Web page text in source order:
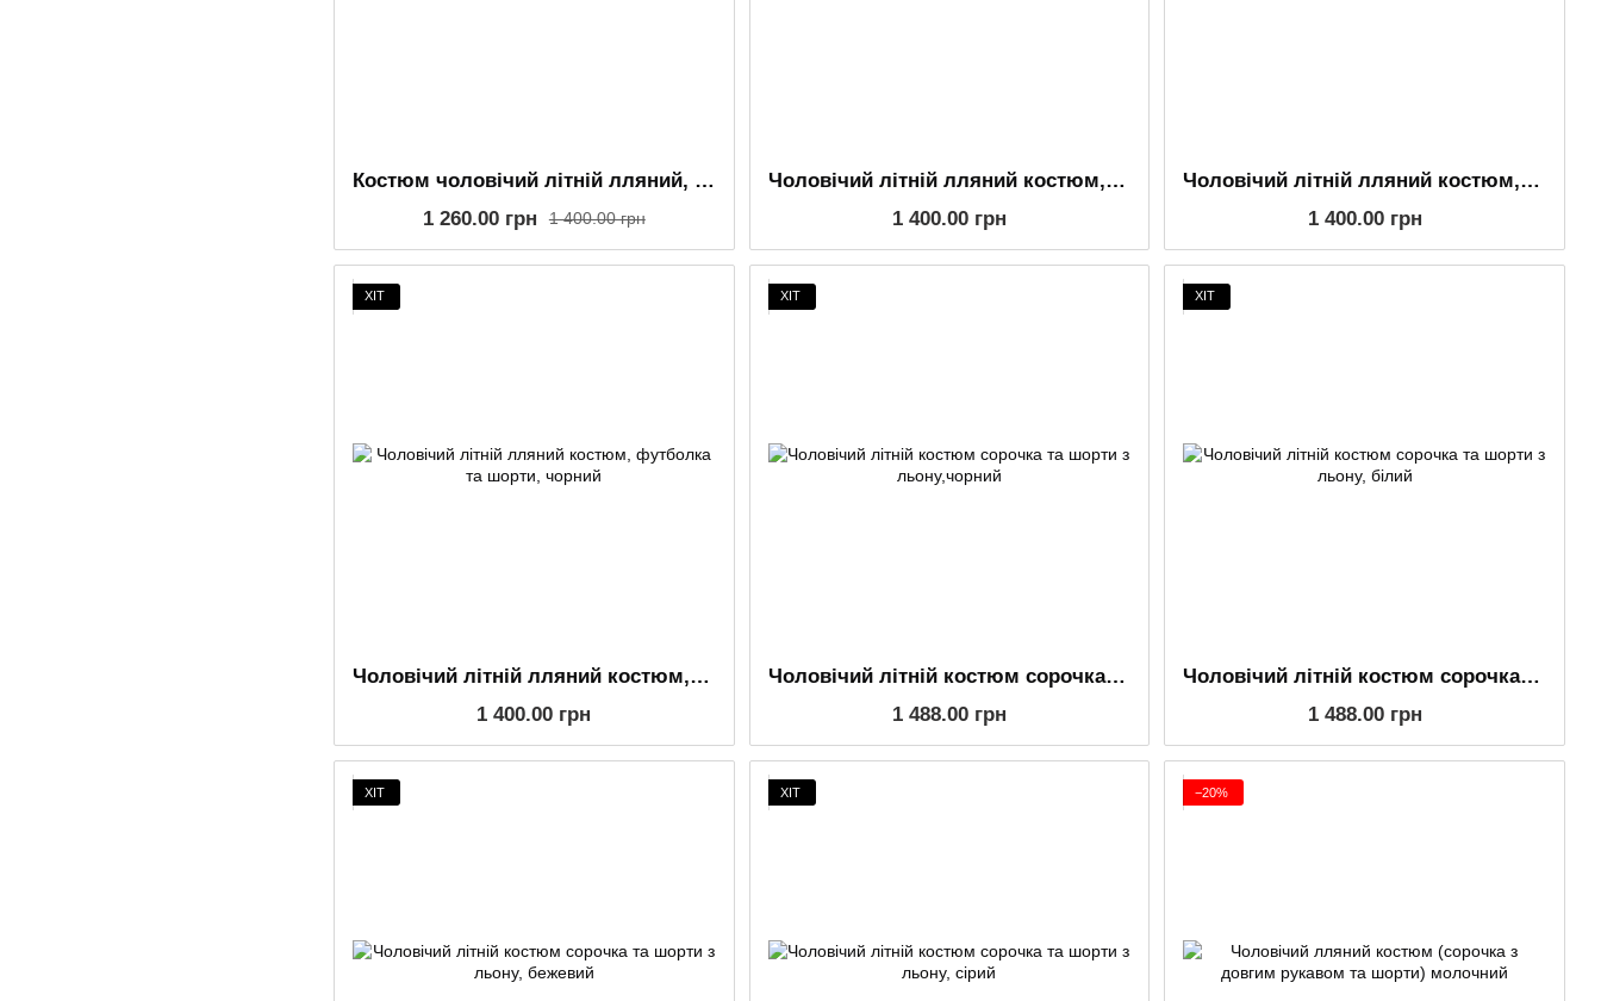
Костюм чоловічий літній лляний, футболка та шорти, бежевий
1 400.00 грн
1 260.00 грн
Чоловічий літній лляний костюм, футболка та шорти, молочний
1 400.00 грн
Чоловічий літній лляний костюм, футболка та шорти, бежевий
1 400.00 грн
ХІТ
Чоловічий літній лляний костюм, футболка та шорти, чорний
1 400.00 грн
ХІТ
Чоловічий літній костюм сорочка та шорти з льону,чорний
1 488.00 грн
ХІТ
Чоловічий літній костюм сорочка та шорти з льону, білий
1 488.00 грн
ХІТ ХІТ −20%